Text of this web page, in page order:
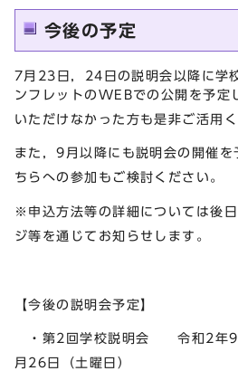
今後の予定
7月23日，24日の説明会以降に学
ンフレットのWEBでの公開を予定
いただけなかった方も是非ご活用く
また，9月以降にも説明会の開催を
ちらへの参加もご検討ください。
※申込方法等の詳細については後
ジ等を通じてお知らせします。
【今後の説明会予定】
・第2回学校説明会 令和2年9
月26日（土曜日）